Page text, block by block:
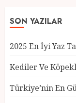
SON YAZILAR
2025 En İyi Yaz
Kediler Ve
Türkiye’nin En